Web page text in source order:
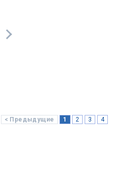
< Предыдущие 1 2 3
4